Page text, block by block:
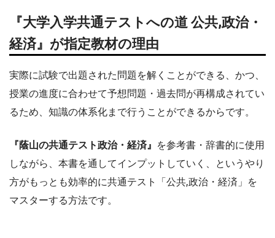
『大学入学共通テストへの道 公共,政治・
経済』が指定教材の理由
実際に試験で出題された問題を解くことができる、かつ、
授業の進度に合わせて予想問題・過去問が再構成されてい
るため、知識の体系化まで行うことができるからです。
『蔭山の共通テスト政治・経済』
を参考書・辞書的に使用
しながら、本書を通してインプットしていく、というやり
方がもっとも効率的に共通テスト「公共,政治・経済」を
マスターする方法です。